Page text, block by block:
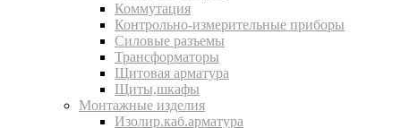
Коммутация
Контрольно-измерительные приборы
Силовые разъемы
Трансформаторы
Щитовая арматура
Щиты,шкафы
Монтажные изделия
Изолир.каб.арматура